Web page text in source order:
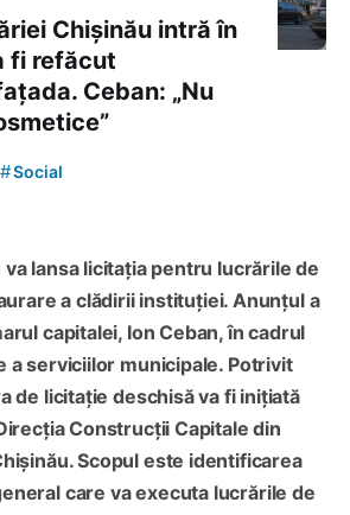
Chișinău intră în
fi refăcut
Ceban: „Nu
#Social
va lansa licitația pentru lucrările de
a clădirii instituției. Anunțul a
capitalei, Ion Ceban, în cadrul
a serviciilor municipale. Potrivit
de licitație deschisă va fi inițiată
Construcții Capitale din
Scopul este identificarea
care va executa lucrările de